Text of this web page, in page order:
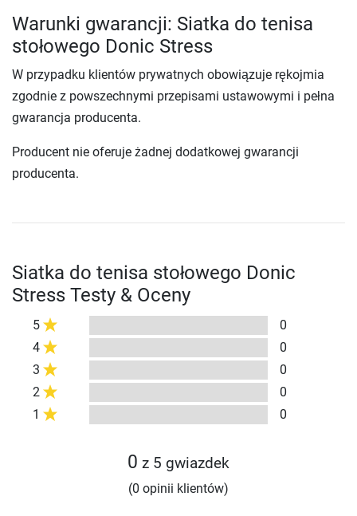
Warunki gwarancji: Siatka do tenisa
stołowego Donic Stress
W przypadku klientów prywatnych obowiązuje rękojmia
zgodnie z powszechnymi przepisami ustawowymi i pełna
gwarancja producenta.
Producent nie oferuje żadnej dodatkowej gwarancji
producenta.
Siatka do tenisa stołowego Donic
Stress Testy & Oceny
5
0
4
0
3
0
2
0
1
0
0 z 5 gwiazdek
(0 opinii klientów)